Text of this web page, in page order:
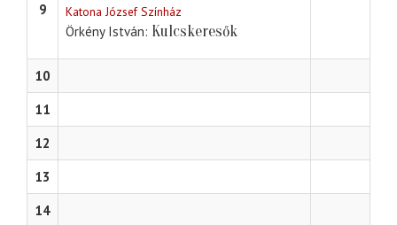
9
Katona József Színház
Örkény István Kulcskeresők
10
11
12
13
14